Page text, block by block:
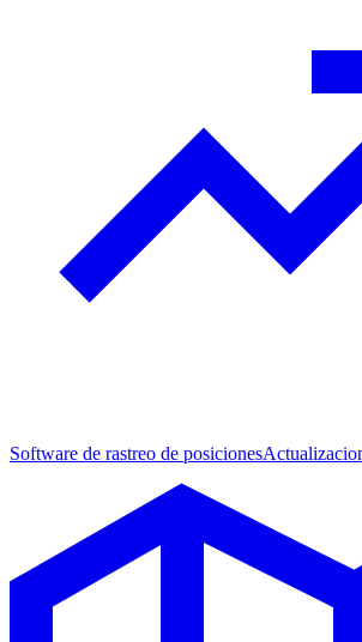
Software de rastreo de posiciones